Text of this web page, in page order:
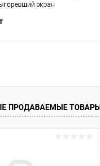
экран
К сравнению
Под заказ
ПРОДАВАЕМЫЕ ТОВАРЫ